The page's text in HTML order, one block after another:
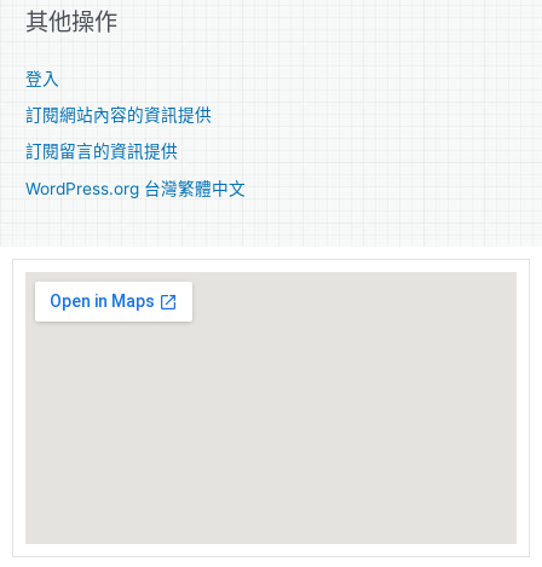
其他操作
登入
訂閱網站內容的資訊提供
訂閱留言的資訊提供
WordPress.org 台灣繁體中文